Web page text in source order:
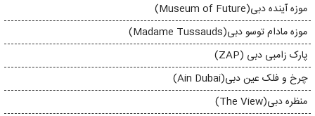
موزه آینده دبی(Museum of Future)
موزه مادام توسو دبی(Madame Tussauds)
پارک زامبی دبی (ZAP)
چرخ و فلک عین دبی(Ain Dubai)
منظره دبی(The View)